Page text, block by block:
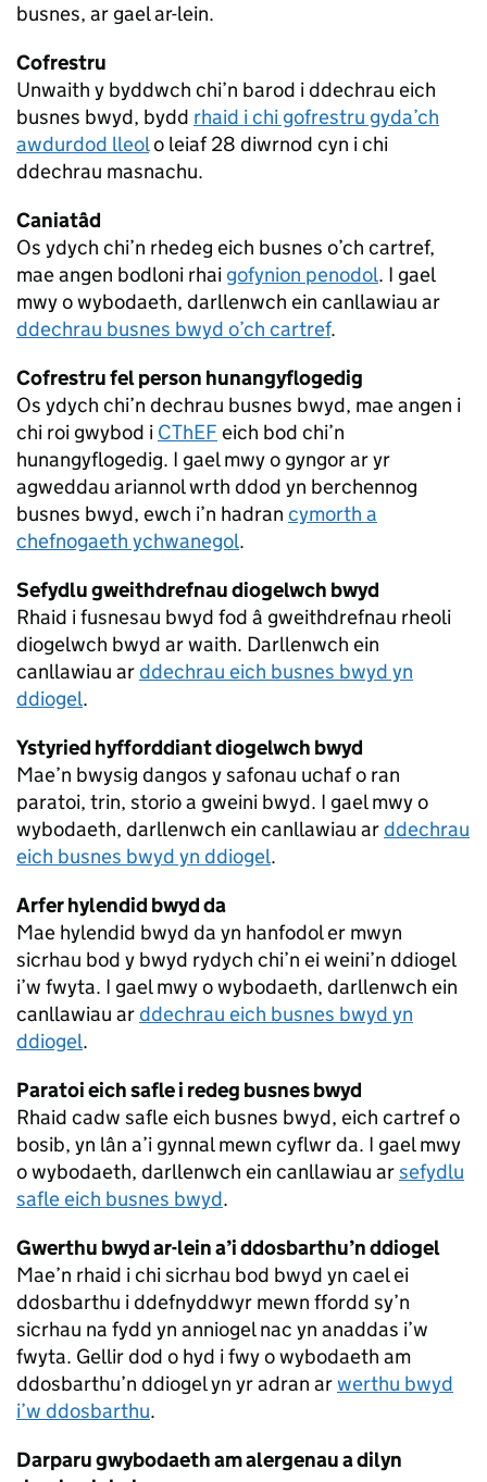
busnes, ar gael ar-lein.
Cofrestru
Unwaith y byddwch chi’n barod i ddechrau eich
busnes bwyd, bydd rhaid i chi gofrestru gyda’ch
awdurdod lleolo leiaf 28 diwrnod cyn i chi
ddechrau masnachu.
Caniatâd
Os ydych chi’n rhedeg eich busnes o’ch cartref,
mae angen bodloni rhai gofynion penodol. I gael
mwy o wybodaeth, darllenwch ein canllawiau ar
ddechrau busnes bwyd o’ch cartref.
Cofrestru fel person hunangyflogedig
Os ydych chi’n dechrau busnes bwyd, mae angen i
chi roi gwybod i CThEF eich bod chi’n
hunangyflogedig. I gael mwy o gyngor ar yr
agweddau ariannol wrth ddod yn berchennog
busnes bwyd, ewch i’n hadran cymorth a
chefnogaeth ychwanegol.
Sefydlu gweithdrefnau diogelwch bwyd
Rhaid i fusnesau bwyd fod â gweithdrefnau rheoli
diogelwch bwyd ar waith. Darllenwch ein
canllawiau arddechrau eich busnes bwyd yn
ddiogel.
Ystyried hyfforddiant diogelwch bwyd
Mae’n bwysig dangos y safonau uchaf o ran
paratoi, trin, storio a gweini bwyd. I gael mwy o
wybodaeth, darllenwch ein canllawiau arddechrau
eich busnes bwyd yn ddiogel.
Arfer hylendid bwyd da
Mae hylendid bwyd da yn hanfodol er mwyn
sicrhau bod y bwyd rydych chi’n ei weini’n ddiogel
i’w fwyta. I gael mwy o wybodaeth, darllenwch ein
canllawiau arddechrau eich busnes bwyd yn
ddiogel.
Paratoi eich safle i redeg busnes bwyd
Rhaid cadw safle eich busnes bwyd, eich cartref o
bosib, yn lân a’i gynnal mewn cyflwr da. I gael mwy
o wybodaeth, darllenwch ein canllawiau arsefydlu
safle eich busnes bwyd.
Gwerthu bwyd ar-lein a’i ddosbarthu’n ddiogel
Mae’n rhaid i chi sicrhau bod bwyd yn cael ei
ddosbarthu i ddefnyddwyr mewn ffordd sy’n
sicrhau na fydd yn anniogel nac yn anaddas i’w
fwyta. Gellir dod o hyd i fwy o wybodaeth am
ddosbarthu’n ddiogel yn yr adran arwerthu bwyd
i’w ddosbarthu.
Darparu gwybodaeth am alergenau a dilyn